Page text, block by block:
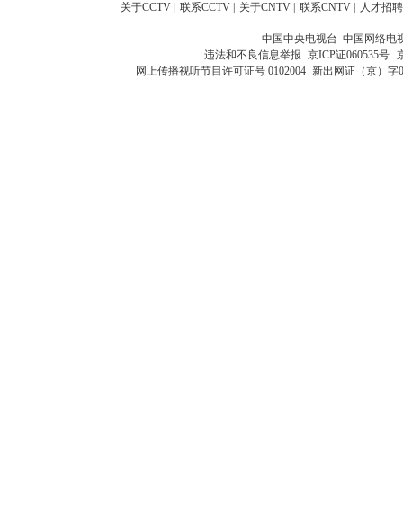
关于CCTV 联系CCTV 关于CNTV 联系CNTV 人才招聘
中国中央电视台 中国网络电
违法和不良信息举报 京ICP证060535号
网上传播视听节目许可证号 0102004 新出网证（京）